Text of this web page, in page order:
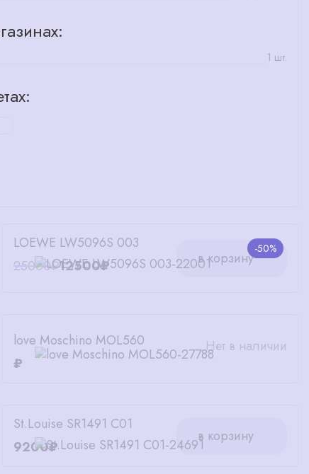
1 шт.
-50%
LOEWE LW5096S 003
25000₽12500₽ в корзину
love Moschino MOL560
₽
Нет в наличии
St.Louise SR1491 C01
9200₽
в корзину